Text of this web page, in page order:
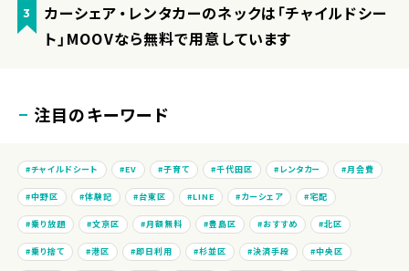
3
カーシェア・レンタカーのネックは「チャイルドシー
ト」MOOVなら無料で用意しています
注目のキーワード
チャイルドシート EV 子育て 千代田区 レンタカー 月会費
中野区 体験記 台東区 LINE カーシェア 宅配
乗り放題 文京区 月額無料 豊島区 おすすめ 北区
乗り捨て 港区 即日利用 杉並区 決済手段 中央区